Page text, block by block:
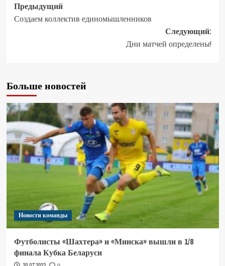
Предыдущий
Создаем коллектив единомышленников
Следующий:
Дни матчей определены!
Больше новостей
Новости команды
Футболисты «Шахтера» и «Минска» вышли в 1/8
финала Кубка Беларуси